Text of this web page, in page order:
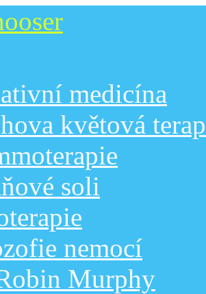
medicína
květová
soli
nemocí
Murphy